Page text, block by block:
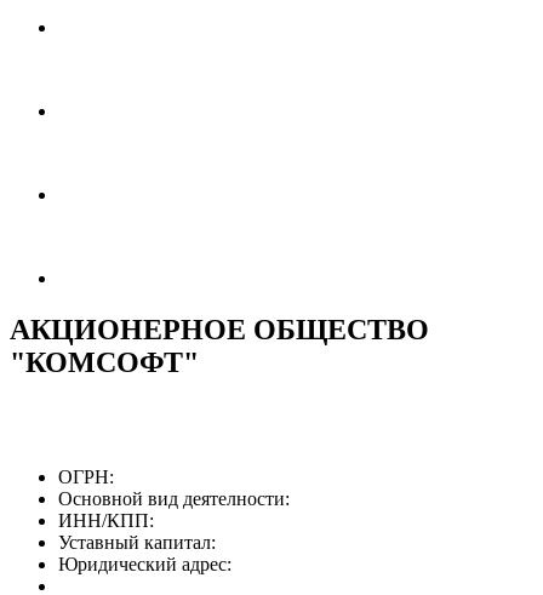
АКЦИОНЕРНОЕ ОБЩЕСТВО
"КОМСОФТ"
ОГРН:
Основной вид деятелности:
ИНН/КПП:
Уставный капитал:
Юридический адрес: